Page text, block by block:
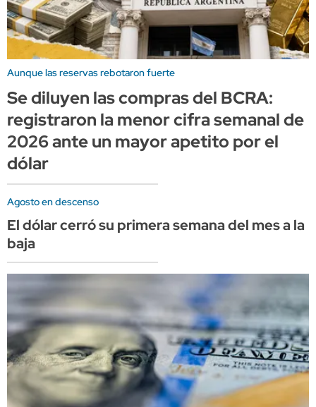
Aunque las reservas rebotaron fuerte
Se diluyen las compras del BCRA:
registraron la menor cifra semanal de
2026 ante un mayor apetito por el
dólar
Agosto en descenso
El dólar cerró su primera semana del mes a la
baja